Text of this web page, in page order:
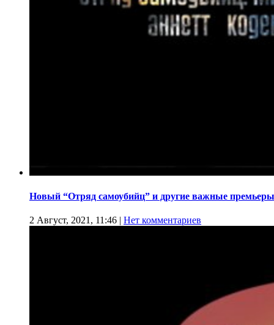
Новый “Отряд самоубийц” и другие важные премьеры
2 Август, 2021, 11:46 | Нет комментариев